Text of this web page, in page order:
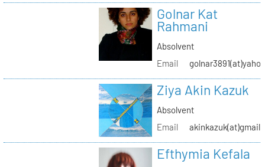
Golnar Kat
Rahmani
Absolvent
Email
Ziya Akin Kazuk
Absolvent
Email
Efthymia Kefala